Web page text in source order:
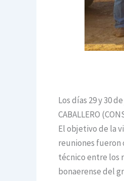
Los días 29 y 30
CABALLERO
El objetivo de la
reuniones fueron
técnico entre los
bonaerense del